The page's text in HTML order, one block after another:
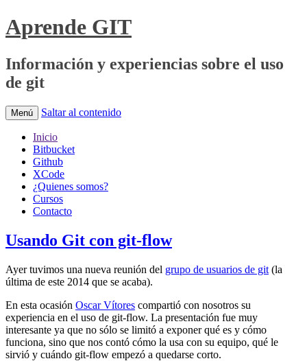
Aprende GIT
Información y experiencias sobre el uso
de git
Menú Saltar al contenido
Inicio
Bitbucket
Github
XCode
¿Quienes somos?
Cursos
Contacto
Usando Git con git-flow
Ayer tuvimos una nueva reunión del grupo de usuarios de git (la
última de este 2014 que se acaba).
En esta ocasión Oscar Vítores compartió con nosotros su
experiencia en el uso de git-flow. La presentación fue muy
interesante ya que no sólo se limitó a exponer qué es y cómo
funciona, sino que nos contó cómo la usa con su equipo, qué le
sirvió y cuándo git-flow empezó a quedarse corto.